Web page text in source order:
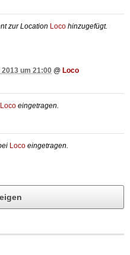
zur Location Loco hinzugefügt.
um 21:00 @ Loco
Loco eingetragen.
Loco eingetragen.